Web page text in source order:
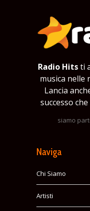
Radio Hitsti
musica nelle
Lancia
successo
siamo
Naviga
Chi Siamo
Artisti